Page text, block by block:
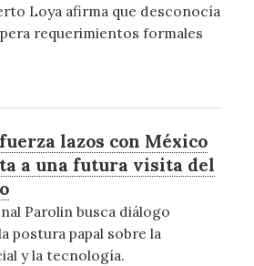
Loya afirma que desconocía
requerimientos formales
lazos con México
a una futura visita del
Parolin busca diálogo
postura papal sobre la
y la tecnología.